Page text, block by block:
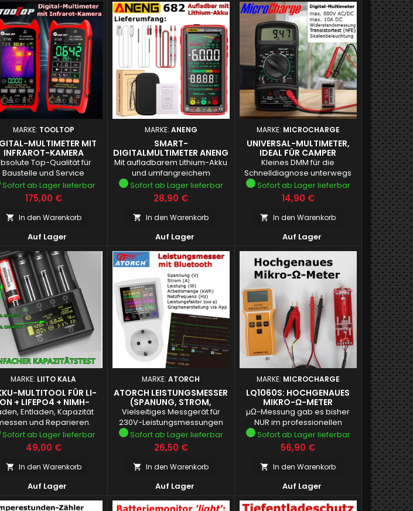
MARKE: TOOLTOP
MULTIMETER MIT
INFRAROT-KAMERA
Top-Qualität für
Baustelle und Service
Sofort ab Lager lieferbar
Preis
175,00 €
 In den Warenkorb
Auf Lager
MARKE: ANENG
SMART-
DIGITALMULTIMETER ANENG
682 ZUM TOP-PREIS!
Mit aufladbarem Lithium-Akku
und umfangreichem
Zubehör/anleitungen/Anleitung_Aneng_682.pdf
Sofort ab Lager lieferbar
Preis
28,90 €
 In den Warenkorb
Auf Lager
MARKE: MICROCHARGE
UNIVERSAL-MULTIMETER,
IDEAL FÜR CAMPER
Kleines DMM für die
Schnelldiagnose unterwegs
Sofort ab Lager lieferbar
Preis
14,90 €
 In den Warenkorb
Auf Lager
MARKE: LIITO KALA
MULTITOOL FÜR LI-
+ LIFEPO4 + NIMH-
AKKUS
Entladen, Kapazität
und Reparieren.
Sofort ab Lager lieferbar
Preis
49,00 €
 In den Warenkorb
Auf Lager
MARKE:ATORCH
ATORCH LEISTUNGSMESSER
(SPANUNG, STROM,
LEISTUNG,
LEISTUNGSFAKTOR USW.)
Vielseitiges Messgerät für
230V-Leistungsmessungen
Sofort ab Lager lieferbar
Preis
26,50 €
 In den Warenkorb
Auf Lager
MARKE: MICROCHARGE
LQ1060S: HOCHGENAUES
MIKRO-Ω-METER
µΩ-Messung gab es bisher
NUR im professionellen
Bereich!
Sofort ab Lager lieferbar
Preis
56,90 €
 In den Warenkorb
Auf Lager